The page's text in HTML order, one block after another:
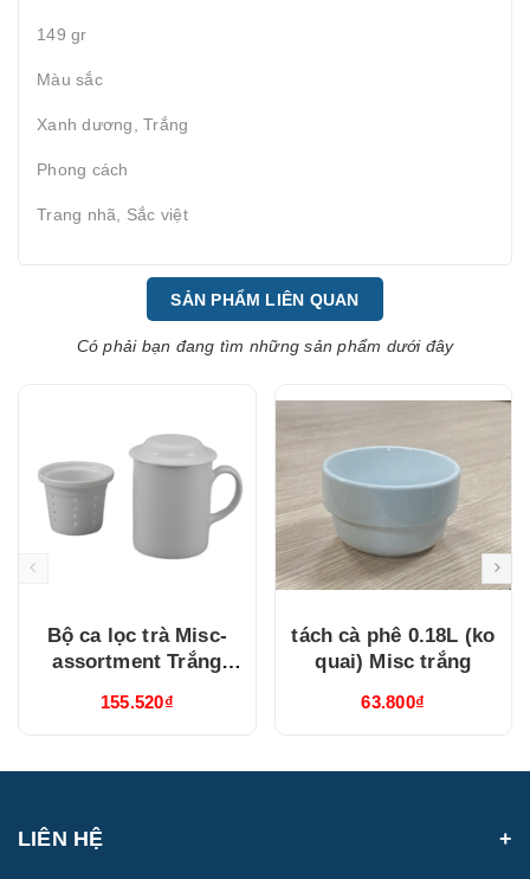
149 gr
Màu sắc
Xanh dương, Trắng
Phong cách
Trang nhã, Sắc việt
SẢN PHẨM LIÊN QUAN
Có phải bạn đang tìm những sản phẩm dưới đây
Bộ ca lọc trà Misc-
assortment Trắng
155.520₫
tách cà phê 0.18L (ko
quai) Misc trắng
63.800₫
LIÊN HỆ